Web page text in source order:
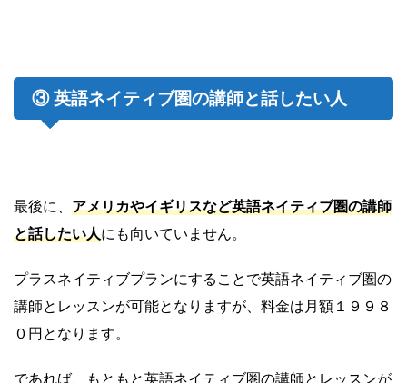
③ 英語ネイティブ圏の講師と話したい人
最後に、 アメリカやイギリスなど英語ネイティブ圏の講師
と話したい人にも向いていません。
プラスネイティブプランにすることで英語ネイティブ圏の
講師とレッスンが可能となりますが、料金は月額１９９８
０円となります。
であれば、もともと英語ネイティブ圏の講師とレッスンが